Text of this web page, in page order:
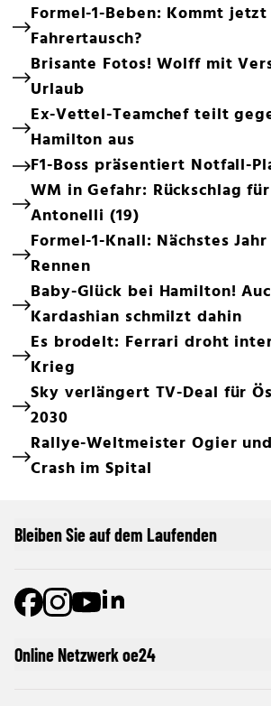
Formel-1-Beben: Kommt
Fahrertausch?
Brisante Fotos! Wolff mit
Urlaub
Ex-Vettel-Teamchef teilt
Hamilton aus
F1-Boss präsentiert Notfall-
WM in Gefahr: Rückschlag
Antonelli (19)
Formel-1-Knall: Nächstes
Rennen
Baby-Glück bei Hamilton!
Kardashian schmilzt dahin
Es brodelt: Ferrari droht
Krieg
Sky verlängert TV-Deal für
2030
Rallye-Weltmeister Ogier
Crash im Spital
Online Netzwerk oe24
Bleiben Sie auf dem Laufenden